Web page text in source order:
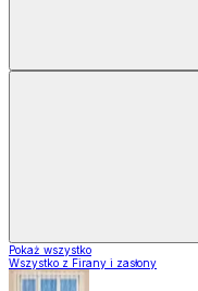
Pokaż wszystko
Wszystko z Firany i zasłony